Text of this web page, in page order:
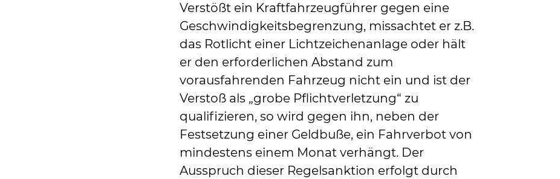
Verstößt ein Kraftfahrzeugführer gegen eine
Geschwindigkeitsbegrenzung, missachtet er z.B.
das Rotlicht einer Lichtzeichenanlage oder hält
er den erforderlichen Abstand zum
vorausfahrenden Fahrzeug nicht ein und ist der
Verstoß als „grobe Pflichtverletzung“ zu
qualifizieren, so wird gegen ihn, neben der
Festsetzung einer Geldbuße, ein Fahrverbot von
mindestens einem Monat verhängt. Der
Ausspruch dieser Regelsanktion erfolgt durch